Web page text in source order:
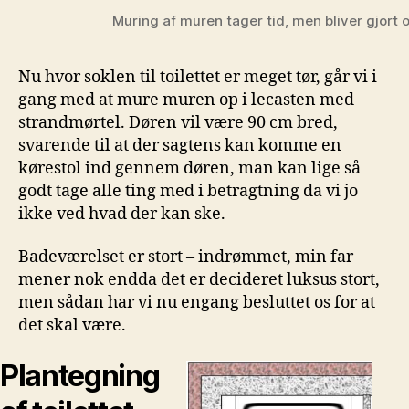
Muring af muren tager tid, men bliver gjort
Nu hvor soklen til toilettet er meget tør, går vi i
gang med at mure muren op i lecasten med
strandmørtel. Døren vil være 90 cm bred,
svarende til at der sagtens kan komme en
kørestol ind gennem døren, man kan lige så
godt tage alle ting med i betragtning da vi jo
ikke ved hvad der kan ske.
Badeværelset er stort – indrømmet, min far
mener nok endda det er decideret luksus stort,
men sådan har vi nu engang besluttet os for at
det skal være.
Plantegning